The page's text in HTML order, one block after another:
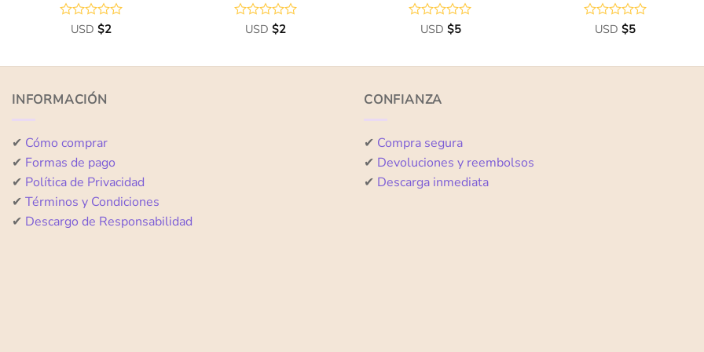
Valorado
de
USD$2
Valorado
de
USD$2
Valorado
de
USD $5
Valorado
de
USD$5
INFORMACIÓN
✔ Cómo comprar
✔ Formas de pago
✔ Política de Privacidad
✔ Términos y Condiciones
✔ Descargo de Responsabilidad
CONFIANZA
✔ Compra segura
✔ Devoluciones y reembolsos
✔ Descarga inmediata